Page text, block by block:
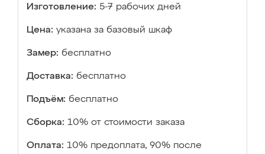
Изготовление: 5-7 рабочих дней
Цена: указана за базовый шкаф
Замер: бесплатно
Доставка: бесплатно
Подъём: бесплатно
Сборка: 10% от стоимости заказа
Оплата: 10% предоплата, 90% после